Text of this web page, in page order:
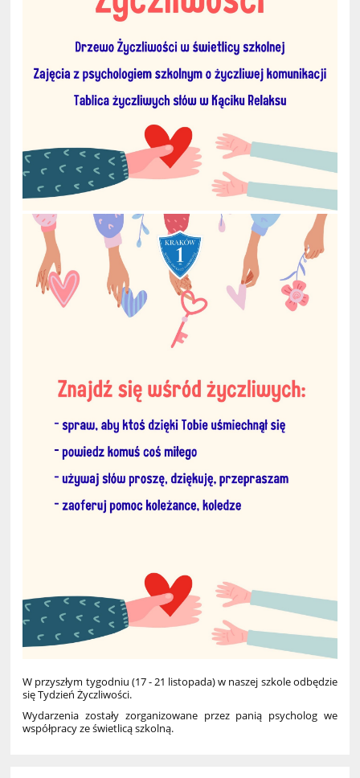
W przyszłym tygodniu (17 - 21 listopada)w naszej szkole odbędzie
się Tydzień Życzliwości.
Wydarzenia zostały zorganizowane przez panią psycholog we
współpracy ze świetlicą szkolną.